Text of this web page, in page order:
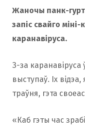
Жаночы панк-гурт
запіс свайго
каранавіруса.
З-за
выступаў. Іх відэа,
траўня, гэта
«Каб гэты час